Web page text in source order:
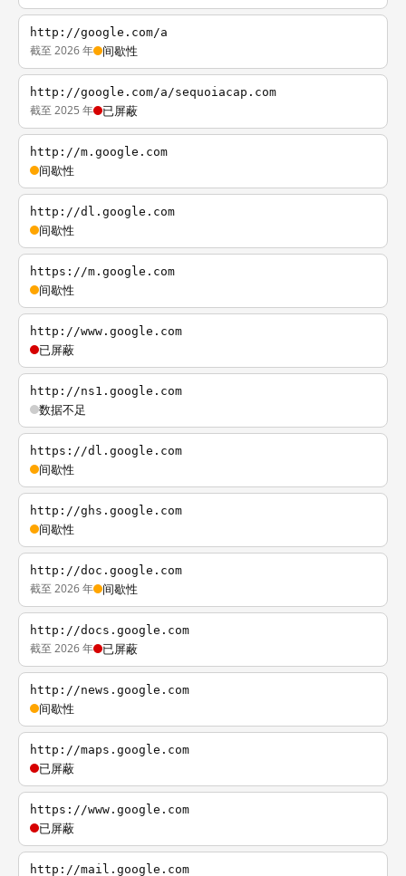
http://google.com/a
截至 2026 年 间歇性
http://google.com/a/sequoiacap.com
截至 2025 年 已屏蔽
http://m.google.com
间歇性
http://dl.google.com
间歇性
https://m.google.com
间歇性
http://www.google.com
已屏蔽
http://ns1.google.com
数据不足
https://dl.google.com
间歇性
http://ghs.google.com
间歇性
http://doc.google.com
截至 2026 年 间歇性
http://docs.google.com
截至 2026 年 已屏蔽
http://news.google.com
间歇性
http://maps.google.com
已屏蔽
https://www.google.com
已屏蔽
http://mail.google.com